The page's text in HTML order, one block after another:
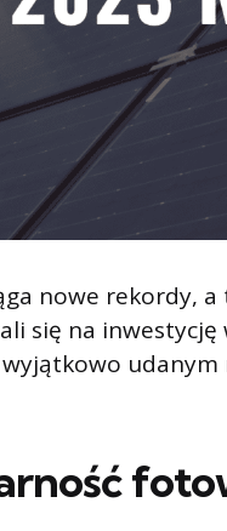
nowe rekordy,
się na inwestycję
wyjątkowo